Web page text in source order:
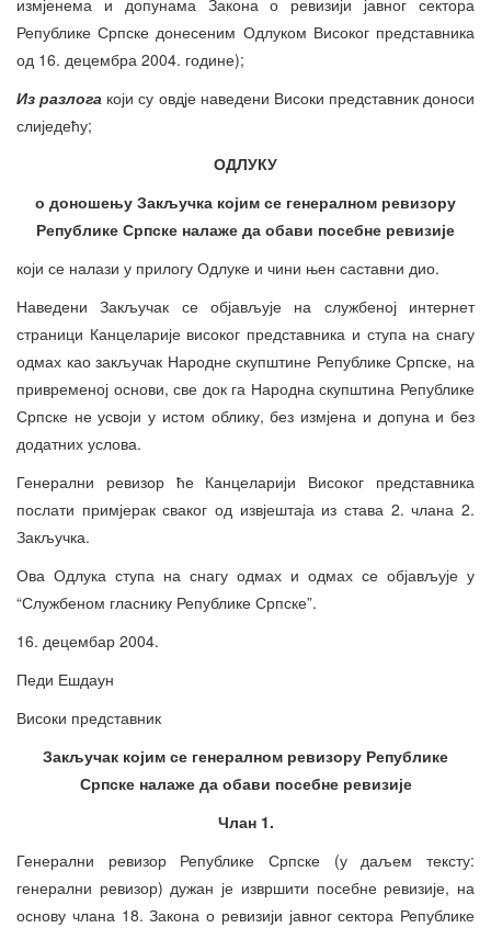
Републике Српске донесеним Одлуком Високог представника
од 16. децембра 2004. године);
Из разлога који су овдје наведени Високи представник доноси
слиједећу;
ОДЛУКУ
о доношењу Закључка којим се генералном ревизору
Републике Српске налаже да обави посебне ревизије
који се налази у прилогу Одлуке и чини њен саставни дио.
Наведени Закључак се објављује на службеној интернет
страници Канцеларије високог представника и ступа на снагу
одмах као закључак Народне скупштине Републике Српске, на
привременој основи, све док га Народна скупштина Републике
Српске не усвоји у истом облику, без измјена и допуна и без
додатних услова.
Генерални ревизор ће Канцеларији Високог представника
послати примјерак сваког од извјештаја из става 2. члана 2.
Закључка.
Ова Одлука ступа на снагу одмах и одмах се објављује у
“Службеном гласнику Републике Српске”.
16. децембар 2004.
Педи Ешдаун
Високи представник
Закључак којим се генералном ревизору Републике
Српске налаже да обави посебне ревизије
Члан 1.
Генерални ревизор Републике Српске (у даљем тексту:
генерални ревизор) дужан је извршити посебне ревизије, на
основу члана 18. Закона о ревизији јавног сектора Републике